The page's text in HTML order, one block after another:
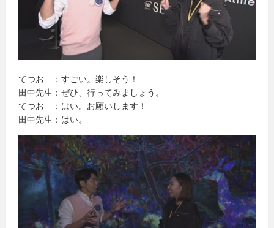
てつお ：すごい。楽しそう！
田中先生：ぜひ、行ってみましょう。
てつお ：はい。お願いします！
田中先生：はい。